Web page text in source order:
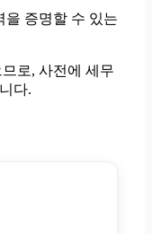
을 증명할 수 있는
로, 사전에 세무
다.